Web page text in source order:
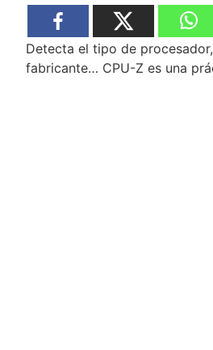
Detecta el tipo de
fabricante… CPU-Z es una